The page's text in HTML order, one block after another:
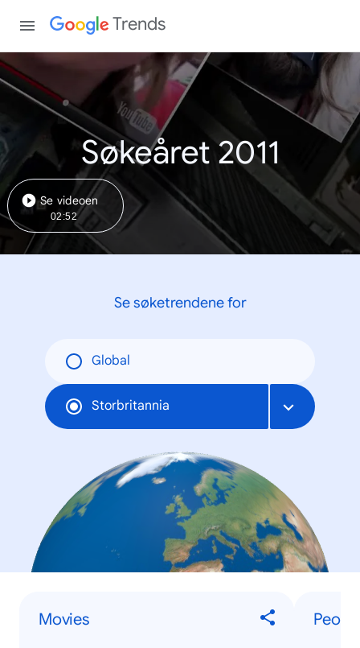
Trends
Søkeåret 2011
Se videoen
02:52
Se søketrendene for
Global
Storbritannia
Movies